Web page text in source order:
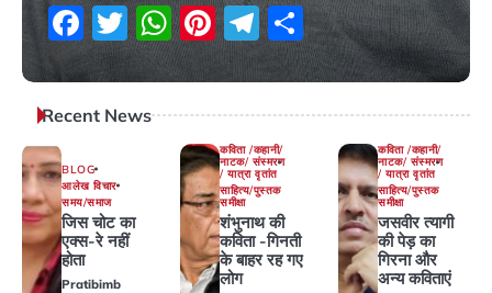
Facebook
Twitter
WhatsApp
Pinterest
Telegram
Share
15 November 2025
Recent News
BLOG
आलेख विचार
समय/समाज
जिस चोट का
एक्स-रे नहीं
होता
Pratibimb
कविता /कहानी/
नाटक/ संस्मरण
/ यात्रा वृतांत
साहित्य/पुस्तक
समीक्षा
शंभुनाथ की
कविता -गिनती
के बाहर रह गए
लोग
कविता /कहानी/
नाटक/ संस्मरण
/ यात्रा वृतांत
साहित्य/पुस्तक
समीक्षा
जसवीर त्यागी
की पेड़ का
गिरना और
अन्य कविताएं